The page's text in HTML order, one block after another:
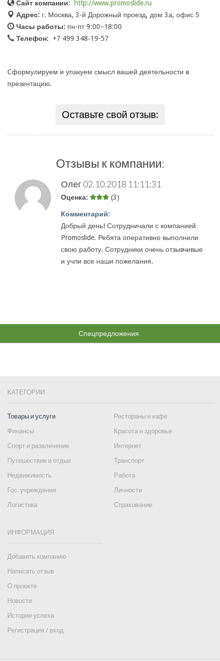
Сайт компании:
http://www.promoslide.ru
Адрес: г. Москва, 3-й Дорожный проезд, дом 3а, офис 5
Часы работы: пн-пт 9:00–18:00
Телефон:
+7 499 348‑19-57
Cформулируем и упакуем смысл вашей деятельности в
презентацию.
Оставьте свой отзыв:
Отзывы к компании:
Олег 02.10.2018 11:11:31
Оценка: (3)
Комментарий:
Добрый день! Сотрудничали с компанией
Promoslide. Ребята оперативно выполнили
свою работу. Сотрудники очень отзывчивые
и учли все наши пожелания.
Спецпредложения
КАТЕГОРИИ
Товары и услуги
Рестораны и кафе
Финансы
Красота и здоровье
Спорт и развлечение
Интернет
Путешествие и отдых
Транспорт
Недвижимость
Работа
Гос. учреждения
Личности
Логистика
Страхование
ИНФОРМАЦИЯ
Добавить компанию
Написать отзыв
О проекте
Новости
Истории успеха
Регистрация / вход